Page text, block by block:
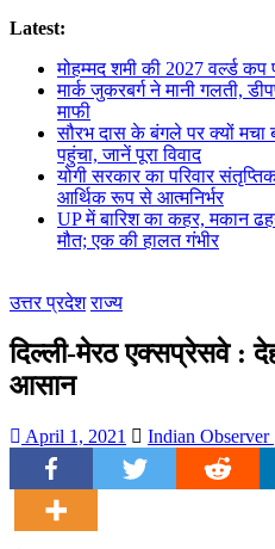
Latest:
मोहम्मद शमी की 2027 वर्ल्ड
मार्क जुकरबर्ग ने मानी गलती,
माफी
सौरभ दास के बंगले पर क्यों मचा
पहुंचा, जानें पूरा विवाद
योगी सरकार का परिवार
आर्थिक रूप से आत्मनिर्भर
UP में बारिश का कहर, मकान
मौत; एक की हालत गंभीर
उत्तर प्रदेश राज्य
दिल्ली-मेरठ एक्सप्रेसवे :
आसान
April 1, 2021 Indian Observer